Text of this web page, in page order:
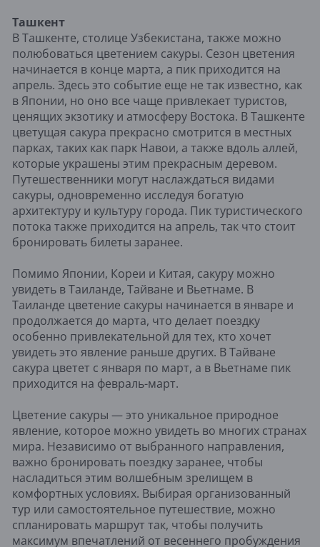
Ташкент
В Ташкенте, столице Узбекистана, также можно
полюбоваться цветением сакуры. Сезон цветения
начинается в конце марта, а пик приходится на
апрель. Здесь это событие еще не так известно, как
в Японии, но оно все чаще привлекает туристов,
ценящих экзотику и атмосферу Востока. В Ташкенте
цветущая сакура прекрасно смотрится в местных
парках, таких как парк Навои, а также вдоль аллей,
которые украшены этим прекрасным деревом.
Путешественники могут наслаждаться видами
сакуры, одновременно исследуя богатую
архитектуру и культуру города. Пик туристического
потока также приходится на апрель, так что стоит
бронировать билеты заранее.
Помимо Японии, Кореи и Китая, сакуру можно
увидеть в Таиланде, Тайване и Вьетнаме. В
Таиланде цветение сакуры начинается в январе и
продолжается до марта, что делает поездку
особенно привлекательной для тех, кто хочет
увидеть это явление раньше других. В Тайване
сакура цветет с января по март, а в Вьетнаме пик
приходится на февраль-март.
Цветение сакуры — это уникальное природное
явление, которое можно увидеть во многих странах
мира. Независимо от выбранного направления,
важно бронировать поездку заранее, чтобы
насладиться этим волшебным зрелищем в
комфортных условиях. Выбирая организованный
тур или самостоятельное путешествие, можно
спланировать маршрут так, чтобы получить
максимум впечатлений от весеннего пробуждения